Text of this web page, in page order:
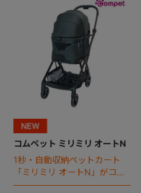
コムペット ミリミリ オートN
1秒・自動収納ペットカート
「ミリミリ オートN」がコム
ペットから登場！